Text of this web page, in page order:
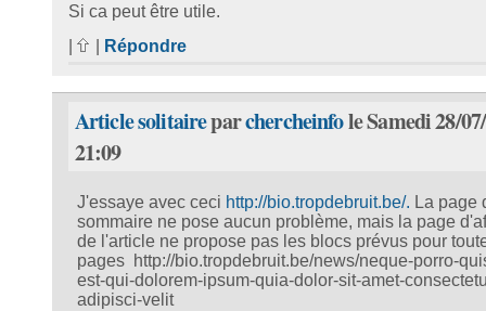
Si ca peut être utile.
Répondre
Article solitaireparchercheinfole Samedi 28/
21:09
J'essaye avec ceci http://bio.tropdebruit.be/. La page
sommaire ne pose aucun problème, mais la page
de l'article ne propose pas les blocs prévus pour
pages http://bio.tropdebruit.be/news/neque-porro-
est-qui-dolorem-ipsum-quia-dolor-sit-amet-
adipisci-velit